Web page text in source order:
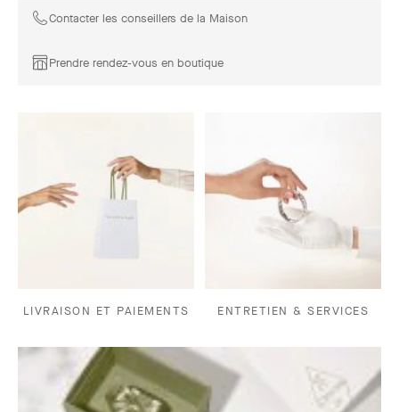
Contacter les conseillers de la Maison
Prendre rendez-vous en boutique
LIVRAISON ET PAIEMENTS ENTRETIEN & SERVICES